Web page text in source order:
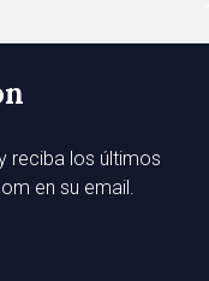
reciba los últimos
en su email.